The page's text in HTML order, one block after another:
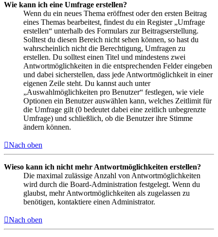
Wie kann ich eine Umfrage erstellen?
Wenn du ein neues Thema eröffnest oder den ersten Beitrag
eines Themas bearbeitest, findest du ein Register „Umfrage
erstellen“ unterhalb des Formulars zur Beitragserstellung.
Solltest du diesen Bereich nicht sehen können, so hast du
wahrscheinlich nicht die Berechtigung, Umfragen zu
erstellen. Du solltest einen Titel und mindestens zwei
Antwortmöglichkeiten in die entsprechenden Felder eingeben
und dabei sicherstellen, dass jede Antwortmöglichkeit in einer
eigenen Zeile steht. Du kannst auch unter
„Auswahlmöglichkeiten pro Benutzer“ festlegen, wie viele
Optionen ein Benutzer auswählen kann, welches Zeitlimit für
die Umfrage gilt (0 bedeutet dabei eine zeitlich unbegrenzte
Umfrage) und schließlich, ob die Benutzer ihre Stimme
ändern können.
Nach oben
Wieso kann ich nicht mehr Antwortmöglichkeiten erstellen?
Die maximal zulässige Anzahl von Antwortmöglichkeiten
wird durch die Board-Administration festgelegt. Wenn du
glaubst, mehr Antwortmöglichkeiten als zugelassen zu
benötigen, kontaktiere einen Administrator.
Nach oben